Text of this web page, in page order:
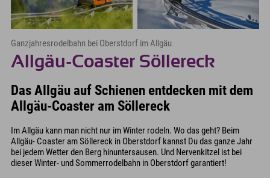
Ganzjahresrodelbahn bei Oberstdorf im Allgäu
Allgäu-Coaster Söllereck
Das Allgäu auf Schienen entdecken mit dem
Allgäu-Coaster am Söllereck
Im Allgäu kann man nicht nur im Winter rodeln. Wo das geht? Beim
Allgäu- Coaster am Söllereck in Oberstdorf kannst Du das ganze Jahr
bei jedem Wetter den Berg hinuntersausen. Und Nervenkitzel ist bei
dieser Winter- und Sommerrodelbahn in Oberstdorf garantiert!